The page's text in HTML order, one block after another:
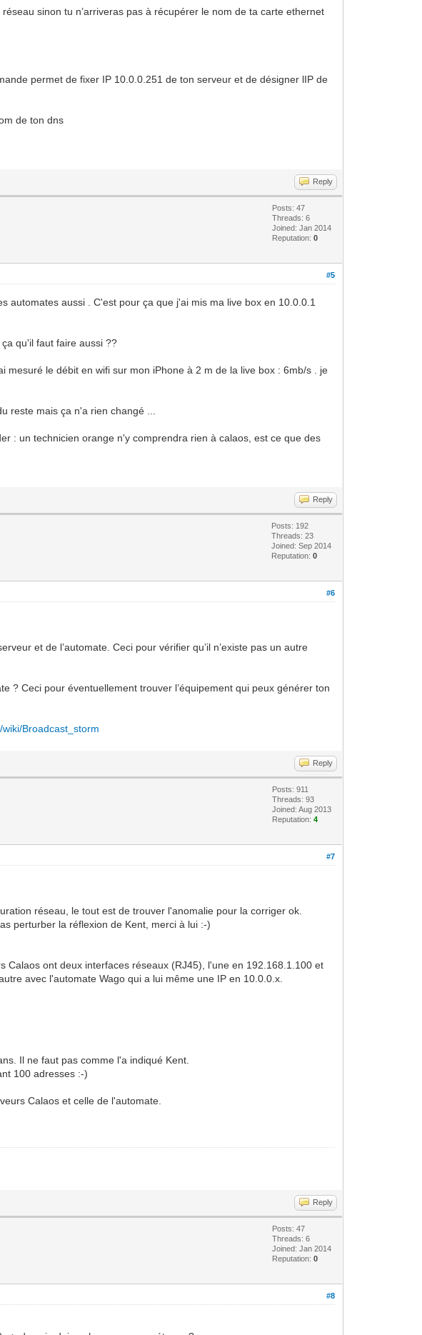
sinon tu n’arriveras pas à récupérer le nom de ta carte ethernet
permet de fixer IP 10.0.0.251 de ton serveur et de désigner lIP de
de ton dns
Reply
Posts: 47
Threads: 6
Joined: Jan 2014
Reputation:0
#5
automates aussi . C'est pour ça que j'ai mis ma live box en 10.0.0.1
qu'il faut faire aussi ??
le débit en wifi sur mon iPhone à 2 m de la live box : 6mb/s . je
reste mais ça n'a rien changé ...
: un technicien orange n'y comprendra rien à calaos, est ce que des
Reply
Posts: 192
Threads: 23
Joined: Sep 2014
Reputation:0
#6
et de l’automate. Ceci pour vérifier qu’il n’existe pas un autre
? Ceci pour éventuellement trouver l’équipement qui peux générer ton
Broadcast_storm
Reply
Posts: 911
Threads: 93
Joined: Aug 2013
Reputation:4
#7
réseau, le tout est de trouver l'anomalie pour la corriger ok.
perturber la réflexion de Kent, merci à lui :-)
ont deux interfaces réseaux (RJ45), l'une en 192.168.1.100 et
avec l'automate Wago qui a lui même une IP en 10.0.0.x.
Il ne faut pas comme l'a indiqué Kent.
100 adresses :-)
Calaos et celle de l'automate.
Reply
Posts: 47
Threads: 6
Joined: Jan 2014
Reputation:0
#8